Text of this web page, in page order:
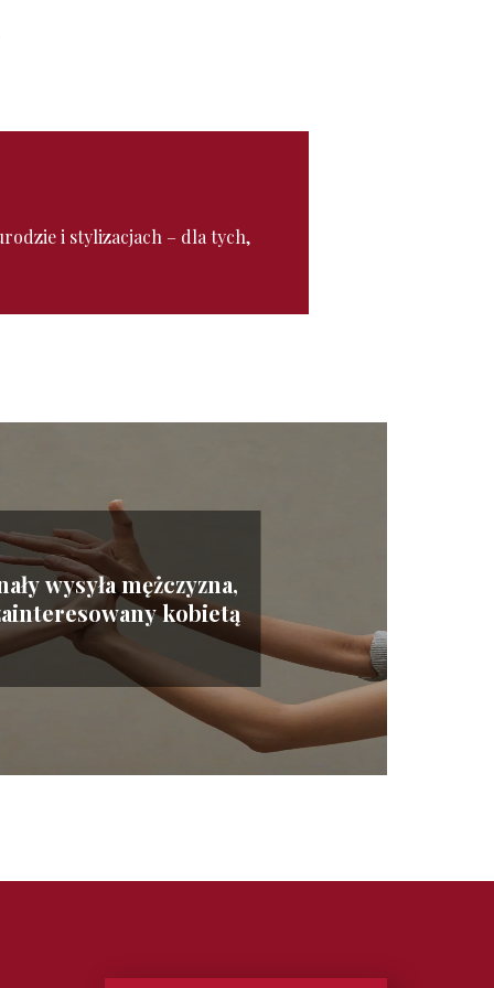
i stylizacjach – dla tych,
wysyła mężczyzna,
kobietą